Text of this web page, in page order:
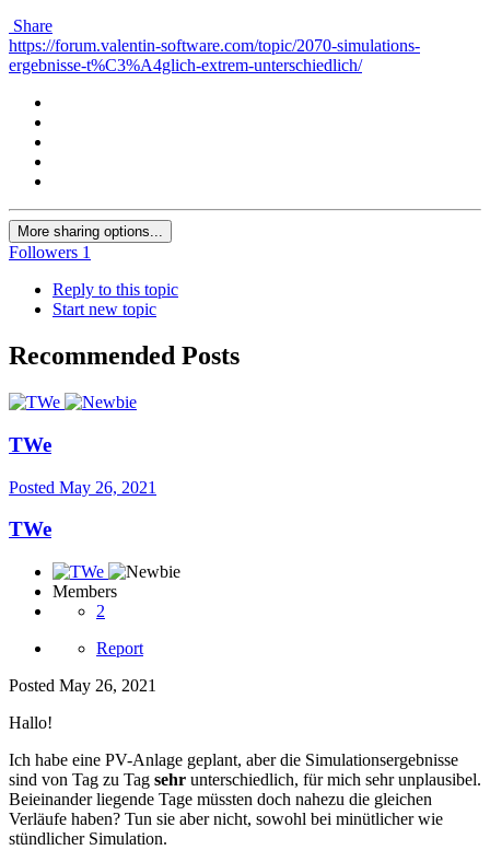
Share
https://forum.valentin-software.com/topic/2070-simulations-
ergebnisse-t%C3%A4glich-extrem-unterschiedlich/
More sharing options...
Followers 1
Reply to this topic
Start new topic
Recommended Posts
TWe
Posted May 26, 2021
TWe
Members
2
Report
Posted May 26, 2021
Hallo!
Ich habe eine PV-Anlage geplant, aber die Simulationsergebnisse
sind von Tag zu Tag sehr unterschiedlich, für mich sehr unplausibel.
Beieinander liegende Tage müssten doch nahezu die gleichen
Verläufe haben? Tun sie aber nicht, sowohl bei minütlicher wie
stündlicher Simulation.